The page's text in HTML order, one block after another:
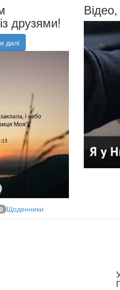
друзями!
далі
0 Щоденники